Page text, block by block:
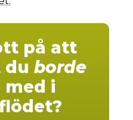
på att
du borde
med i